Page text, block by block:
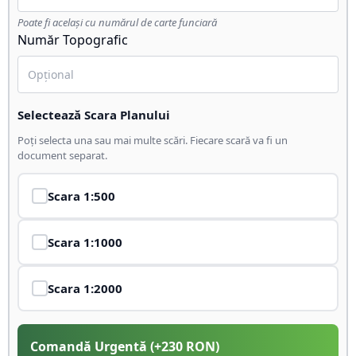
Poate fi același cu numărul de carte funciară
Număr Topografic
Selectează Scara Planului
Poți selecta una sau mai multe scări. Fiecare scară va fi un
document separat.
Scara 1:500
Scara 1:1000
Scara 1:2000
Comandă Urgentă (+230 RON)